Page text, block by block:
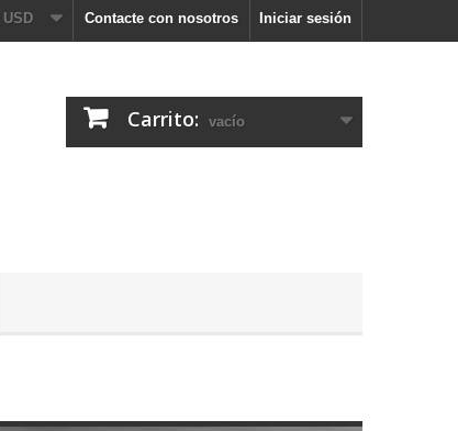
Iniciar sesión
Contacte con nosotros
USD
Carrito: vacío